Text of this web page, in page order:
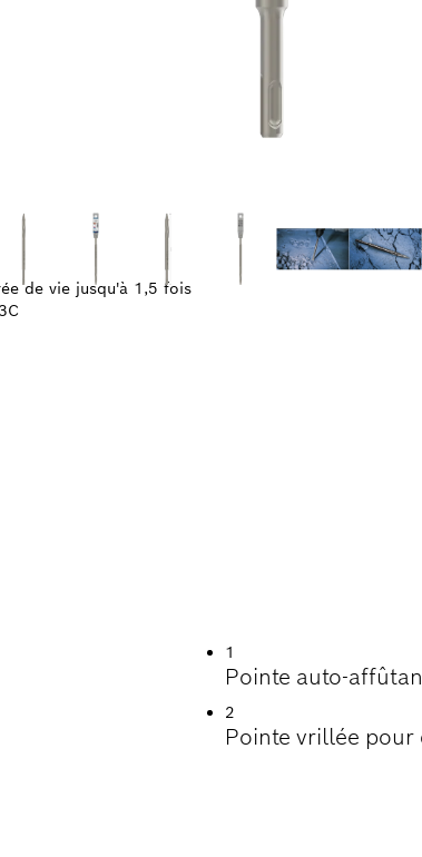
de vie jusqu'à 1,5 fois
1
Pointe auto-
2
Pointe vrillée pour